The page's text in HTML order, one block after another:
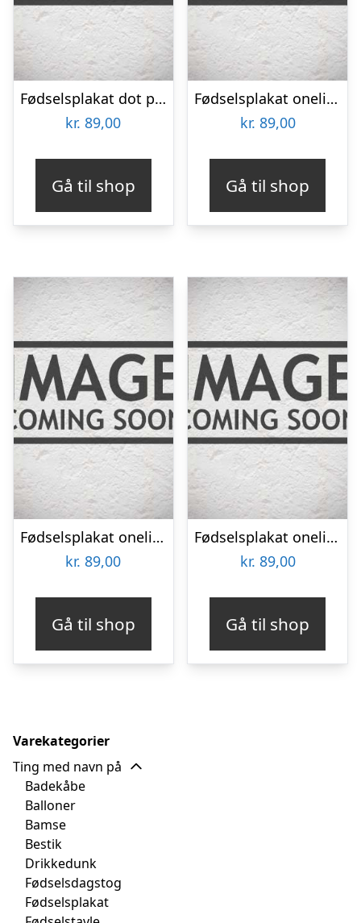
Fødselsplakat dot pink – fosterstilling
kr. 89,00
Gå til shop
Fødselsplakat oneline lys baggrund
kr. 89,00
Gå til shop
Fødselsplakat oneline lys baggrund – tvilling
kr. 89,00
Gå til shop
Fødselsplakat oneline mørk baggrund – søskende
kr. 89,00
Gå til shop
Varekategorier
Ting med navn på
Badekåbe
Balloner
Bamse
Bestik
Drikkedunk
Fødselsdagstog
Fødselsplakat